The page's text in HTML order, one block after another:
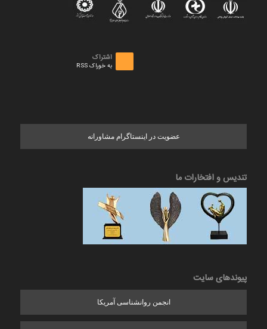
اشتراک
به خوراک RSS
عضویت در اینستاگرام مشاورانه
تندیس و افتخارات ما
پیوندهای سایت
انجمن روانشناسی آمریکا